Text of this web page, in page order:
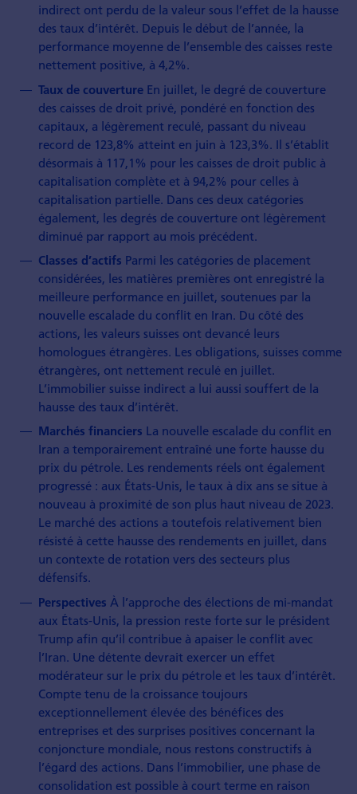
indirect ont perdu de la valeur sous l’effet de la hausse
des taux d’intérêt. Depuis le début de l’année, la
performance moyenne de l’ensemble des caisses reste
nettement positive, à 4,2%.
Taux de couverture En juillet, le degré de couverture
des caisses de droit privé, pondéré en fonction des
capitaux, a légèrement reculé, passant du niveau
record de 123,8% atteint en juin à 123,3%. Il s’établit
désormais à 117,1% pour les caisses de droit public à
capitalisation complète et à 94,2% pour celles à
capitalisation partielle. Dans ces deux catégories
également, les degrés de couverture ont légèrement
diminué par rapport au mois précédent.
Classes d’actifs Parmi les catégories de placement
considérées, les matières premières ont enregistré la
meilleure performance en juillet, soutenues par la
nouvelle escalade du conflit en Iran. Du côté des
actions, les valeurs suisses ont devancé leurs
homologues étrangères. Les obligations, suisses comme
étrangères, ont nettement reculé en juillet.
L’immobilier suisse indirect a lui aussi souffert de la
hausse des taux d’intérêt.
Marchés financiers La nouvelle escalade du conflit en
Iran a temporairement entraîné une forte hausse du
prix du pétrole. Les rendements réels ont également
progressé : aux États-Unis, le taux à dix ans se situe à
nouveau à proximité de son plus haut niveau de 2023.
Le marché des actions a toutefois relativement bien
résisté à cette hausse des rendements en juillet, dans
un contexte de rotation vers des secteurs plus
défensifs.
Perspectives À l’approche des élections de mi-mandat
aux États-Unis, la pression reste forte sur le président
Trump afin qu’il contribue à apaiser le conflit avec
l’Iran. Une détente devrait exercer un effet
modérateur sur le prix du pétrole et les taux d’intérêt.
Compte tenu de la croissance toujours
exceptionnellement élevée des bénéfices des
entreprises et des surprises positives concernant la
conjoncture mondiale, nous restons constructifs à
l’égard des actions. Dans l’immobilier, une phase de
consolidation est possible à court terme en raison